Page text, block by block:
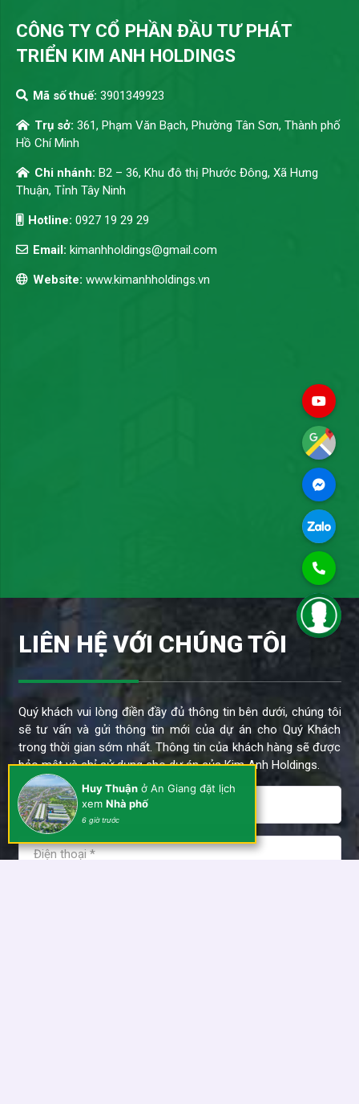
LIÊN HỆ VỚI CHÚNG TÔI
Quý khách vui lòng điền đầy đủ thông tin bên dưới, chúng tôi
sẽ tư vấn và gửi thông tin mới của dự án cho Quý Khách
trong thời gian sớm nhất. Thông tin của khách hàng sẽ được
bảo mật và chỉ sử dụng cho dự án của Kim Anh Holdings.
CÔNG TY CỔ PHẦN ĐẦU TƯ PHÁT
TRIỂN KIM ANH HOLDINGS
Mã số thuế: 3901349923
Trụ sở: 361, Phạm Văn Bạch, Phường Tân Sơn, Thành phố
Hồ Chí Minh
Chi nhánh: B2 – 36, Khu đô thị Phước Đông, Xã Hưng
Thuận, Tỉnh Tây Ninh
Hotline: 0927 19 29 29
Email: kimanhholdings@gmail.com
Website: www.kimanhholdings.vn
Huy Thuận ở An Giang đặt lịch
xem Nhà phố
6 giờ trước